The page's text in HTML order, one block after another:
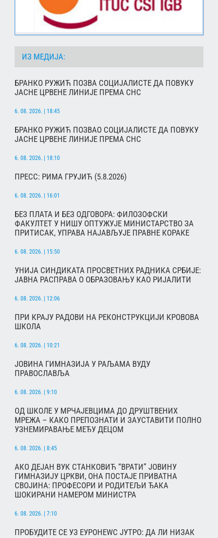
ИЗ МЕДИЈА:
БРАНКО РУЖИЋ ПОЗВА СОЦИЈАЛИСТЕ ДА ПОВУКУ
ЈАСНЕ ЦРВЕНЕ ЛИНИЈЕ ПРЕМА СНС
6. 08. 2026. | 18:45
БРАНКО РУЖИЋ ПОЗВАО СОЦИЈАЛИСТЕ ДА ПОВУКУ
ЈАСНЕ ЦРВЕНЕ ЛИНИЈЕ ПРЕМА СНС
6. 08. 2026. | 18:10
ПРЕСС: РИМА ГРУЈИЋ (5.8.2026)
6. 08. 2026. | 16:01
БЕЗ ПЛАТА И БЕЗ ОДГОВОРА: ФИЛОЗОФСКИ
ФАКУЛТЕТ У НИШУ ОПТУЖУЈЕ МИНИСТАРСТВО ЗА
ПРИТИСАК, УПРАВА НАЈАВЉУЈЕ ПРАВНЕ КОРАКЕ
6. 08. 2026. | 15:50
УНИЈА СИНДИКАТА ПРОСВЕТНИХ РАДНИКА СРБИЈЕ:
ЈАВНА РАСПРАВА О ОБРАЗОВАЊУ КАО РИЈАЛИТИ
6. 08. 2026. | 12:06
ПРИ КРАЈУ РАДОВИ НА РЕКОНСТРУКЦИЈИ КРОВОВА
ШКОЛА
6. 08. 2026. | 10:21
ЈОВИНА ГИМНАЗИЈА У РАЉАМА ВУДУ
ПРАВОСЛАВЉА
6. 08. 2026. | 9:10
ОД ШКОЛЕ У МРЧАЈЕВЦИМА ДО ДРУШТВЕНИХ
МРЕЖА – КАКО ПРЕПОЗНАТИ И ЗАУСТАВИТИ ПОЛНО
УЗНЕМИРАВАЊЕ МЕЂУ ДЕЦОМ
6. 08. 2026. | 8:45
АКО ДЕЈАН ВУК СТАНКОВИЋ “ВРАТИ” ЈОВИНУ
ГИМНАЗИЈУ ЦРКВИ, ОНА ПОСТАЈЕ ПРИВАТНА
СВОЈИНА: ПРОФЕСОРИ И РОДИТЕЉИ ЂАКА
ШОКИРАНИ НАМЕРОМ МИНИСТРА
6. 08. 2026. | 7:10
ПРОБУДИТЕ СЕ УЗ ЕУРОНЕWС ЈУТРО: ДА ЛИ НИЗАК